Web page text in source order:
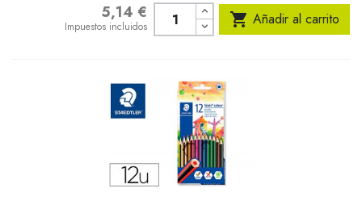
5,14 €
Impuestos incluidos  Añadir al carrito